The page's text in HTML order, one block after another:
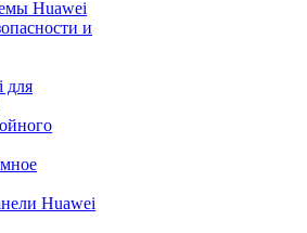
Huawei
и
для
Huawei